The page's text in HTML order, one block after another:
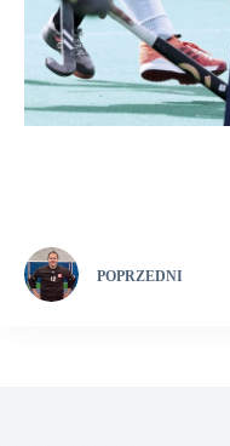
POPRZEDNI